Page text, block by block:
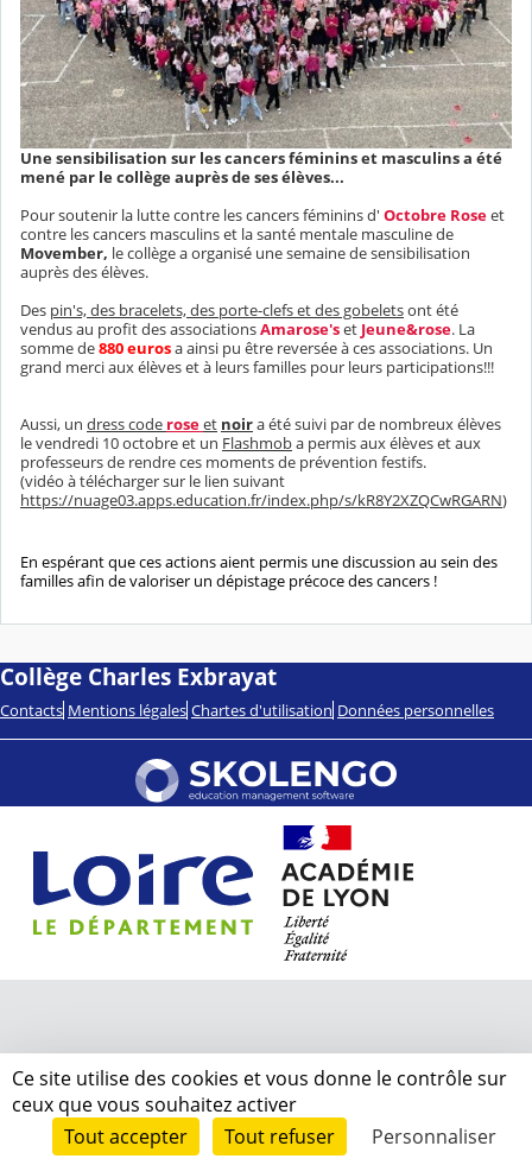
Une sensibilisation sur les cancers féminins et masculins a été
mené par le collège auprès de ses élèves...
Pour soutenir la lutte contre les cancers féminins d' Octobre Roseet
contre les cancers masculins et la santé mentale masculine de
Movember, le collège a organisé une semaine de sensibilisation
auprès des élèves.
Des pin's, des bracelets, des porte-clefs et des gobeletsont été
vendus au profit des associationsAmarose'set Jeune&rose. La
somme de880 eurosa ainsi pu être reversée à ces associations. Un
grand merci aux élèves et à leurs familles pour leurs participations!!!
Aussi, un dress code roseet noira été suivi par de nombreux élèves
le vendredi 10 octobre et un Flashmoba permis aux élèves et aux
professeurs de rendre ces moments de prévention festifs.
(vidéo à télécharger sur le lien suivant
https://nuage03.apps.education.fr/index.php/s/kR8Y2XZQCwRGARN)
En espérant que ces actions aient permis une discussion au sein des
familles afin de valoriser un dépistage précoce des cancers !
Collège Charles Exbrayat
Contacts Mentions légales Chartes d'utilisation Données personnelles
Ce site utilise des cookies et vous donne le contrôle sur
ceux que vous souhaitez activer
Tout accepter
Tout refuser Personnaliser